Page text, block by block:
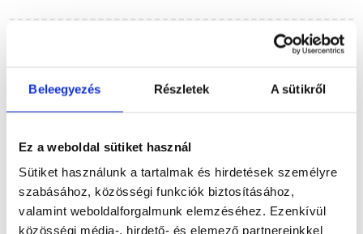
Beleegyezés Részletek A sütikről
Ez a weboldal sütiket használ
Sütiket használunk a tartalmak és hirdetések személyre
szabásához, közösségi funkciók biztosításához,
valamint weboldalforgalmunk elemzéséhez. Ezenkívül
közösségi média-, hirdető- és elemező partnereinkkel
Részletes leírás